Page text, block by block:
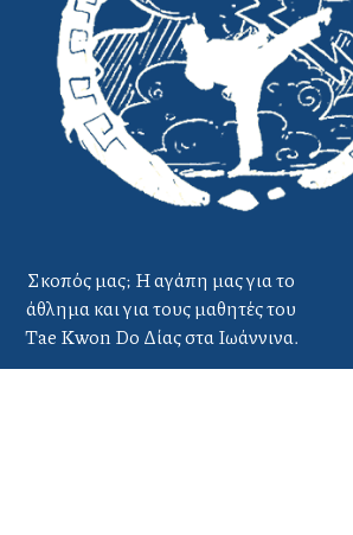
Σκοπός μας; Η αγάπη μας για το
άθλημα και για τους μαθητές του
Tae Kwon Do Δίας στα Ιωάννινα.